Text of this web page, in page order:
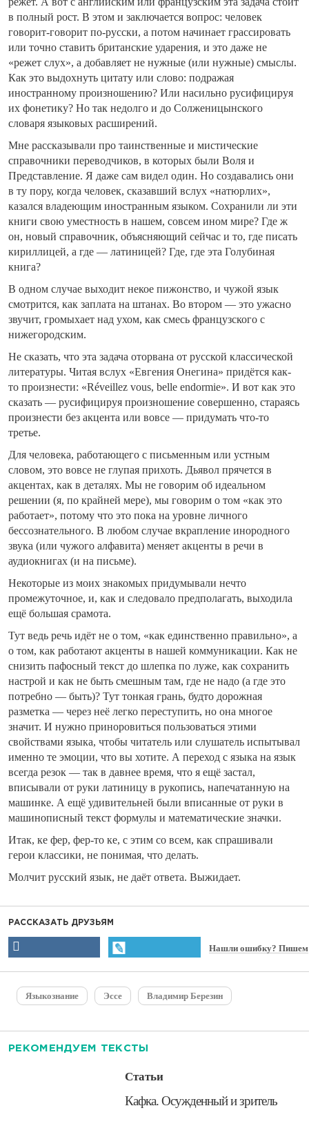
в полный рост. В этом и заключается вопрос: человек
говорит-говорит по-русски, а потом начинает грассировать
или точно ставить британские ударения, и это даже не
«режет слух», а добавляет не нужные (или нужные) смыслы.
Как это выдохнуть цитату или слово: подражая
иностранному произношению? Или насильно русифицируя
их фонетику? Но так недолго и до Солженицынского
словаря языковых расширений.
Мне рассказывали про таинственные и мистические
справочники переводчиков, в которых были Воля и
Представление. Я даже сам видел один. Но создавались они
в ту пору, когда человек, сказавший вслух «натюрлих»,
казался владеющим иностранным языком. Сохранили ли эти
книги свою уместность в нашем, совсем ином мире? Где ж
он, новый справочник, объясняющий сейчас и то, где писать
кириллицей, а где — латиницей? Где, где эта Голубиная
книга?
В одном случае выходит некое пижонство, и чужой язык
смотрится, как заплата на штанах. Во втором — это ужасно
звучит, громыхает над ухом, как смесь французского с
нижегородским.
Не сказать, что эта задача оторвана от русской классической
литературы. Читая вслух «Евгения Онегина» придётся как-
то произнести: «Réveillez vous, belle endormie». И вот как это
сказать — русифицируя произношение совершенно, стараясь
произнести без акцента или вовсе — придумать что-то
третье.
Для человека, работающего с письменным или устным
словом, это вовсе не глупая прихоть. Дьявол прячется в
акцентах, как в деталях. Мы не говорим об идеальном
решении (я, по крайней мере), мы говорим о том «как это
работает», потому что это пока на уровне личного
бессознательного. В любом случае вкрапление инородного
звука (или чужого алфавита) меняет акценты в речи в
аудиокнигах (и на письме).
Некоторые из моих знакомых придумывали нечто
промежуточное, и, как и следовало предполагать, выходила
ещё большая срамота.
Тут ведь речь идёт не о том, «как единственно правильно», а
о том, как работают акценты в нашей коммуникации. Как не
снизить пафосный текст до шлепка по луже, как сохранить
настрой и как не быть смешным там, где не надо (а где это
потребно — быть)? Тут тонкая грань, будто дорожная
разметка — через неё легко переступить, но она многое
значит. И нужно приноровиться пользоваться этими
свойствами языка, чтобы читатель или слушатель испытывал
именно те эмоции, что вы хотите. А переход с языка на язык
всегда резок — так в давнее время, что я ещё застал,
вписывали от руки латиницу в рукопись, напечатанную на
машинке. А ещё удивительней были вписанные от руки в
машинописный текст формулы и математические значки.
Итак, ке фер, фер-то ке, с этим со всем, как спрашивали
герои классики, не понимая, что делать.
Молчит русский язык, не даёт ответа. Выжидает.
РАССКАЗАТЬ ДРУЗЬЯМ
Нашли ошибку? Пишем
Языкознание Эссе Владимир Березин
РЕКОМЕНДУЕМ ТЕКСТЫ
Статьи
​Кафка. Осужденный и зритель